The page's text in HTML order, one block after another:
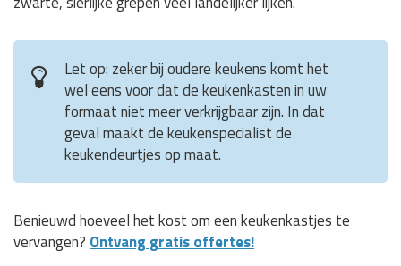
Let op: zeker bij oudere keukens komt het
wel eens voor dat de keukenkasten in uw
formaat niet meer verkrijgbaar zijn. In dat
geval maakt de keukenspecialist de
keukendeurtjes op maat.
Benieuwd hoeveel het kost om een keukenkastjes te
vervangen? Ontvang gratis offertes!